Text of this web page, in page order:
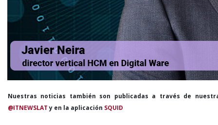
Nuestras noticias también son publicadas a través de
@ITNEWSLATy en la aplicación SQUID